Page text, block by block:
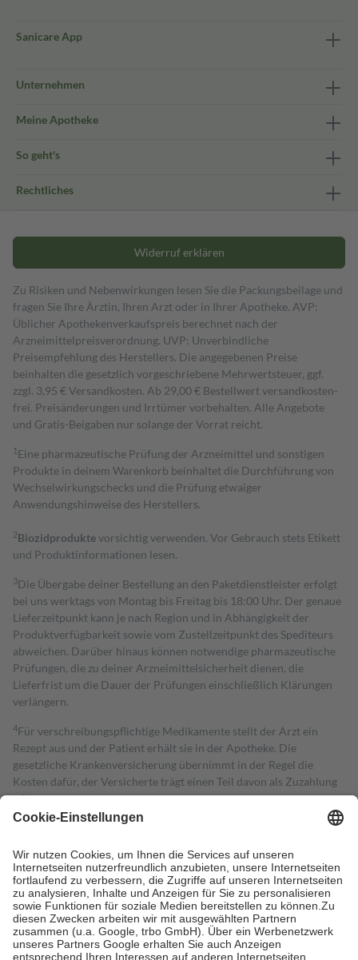
Sanicare App
Unternehmen
Meine Apotheke
So geht's
Rechtliches
Widerruf erklären
Zu Risiken und Nebenwirkungen lesen Sie die Packungsbeilage und
fragen Sie Ihre Ärztin, Ihren Arzt oder in Ihrer Apotheke. AVP:
Üblicher Apothekenverkaufspreis berechnet nach der
Arzneimittelpreisverordnung. UVP: Unverbindliche
Preisempfehlung des Herstellers. Die angegebenen Preise
beinhalten die gesetzlich vorgeschriebene Mehrwertsteuer, ggf.
zzgl. 3,95 € Versandkosten. Ab 29,00 € Bestell­wert versand­kosten­
frei. Preisänderungen und Irrtümer vorbehalten. Alle Angebote
und Gratis-Beigaben nur solange der Vorrat reicht.
1 Eine pharmazeutische Prüfung der Arzneimittel und sonstigen
Produkte in deinem Warenkorb beinhaltet die Durchführung von
Wechselwirkungschecks und die Prüfung etwaiger
Anwendungshinweise des Herstellers.
2Biozidproduktevorsichtig verwenden. Vor Gebrauch stets Etikett
und Produktinformationen lesen.
3Die Übergabe deiner Bestellung an den Paketdienstleister erfolgt
bei uns werktags von Montag bis Freitag bis 18:00 Uhr. Der genaue
Lieferzeitpunkt kann je nach Region und in Abhängigkeit der
Produktverfügbarkeit sowie vom Zustellzeitpunkt des Spediteurs
abweichen. Darüber hinaus können notwendige pharmazeutische
Prüfungen, die zu deiner Arzneimittelsicherheit dienen, die
Lieferfrist um die Dauer der Prüfungen einschließlich Klärungen
verlängern.
4Für verschreibungspflichtige Medikamente stellt der Arzt ein
Rezept aus und der Patient erhält sie in der Apotheke. Die
gesetzliche Krankenversicherung übernimmt in der Regel die
Kosten dafür, der Versicherte trägt einen Teil davon als Zuzahlung
mit.
Grundsätzlich leisten Mitglieder Zuzahlungen in Höhe von zehn
höchstens zehn Euro.
Es sind jedoch nie mehr als die tatsächlichen
Kosten der Leistung zu entrichten.
Diese Regeln gelten grundsätzlich auch für Online-Apotheken.
Bei Heilmitteln und häuslicher Krankenpflege beträgt die
Zuzahlung zehn Prozent der Kosten sowie zehn Euro je
Verordnung.
Um das Engagement der Versicherten für ihre eigene Gesundheit zu